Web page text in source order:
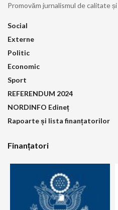
Promovăm jurnalismul de calitate
Social
Externe
Politic
Economic
Sport
REFERENDUM 2024
NORDINFO Edineț
Rapoarte și lista finanțatorilor
Finanțatori